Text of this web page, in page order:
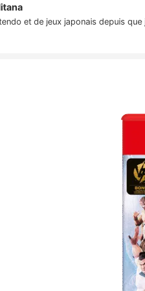
et de jeux japonais depuis